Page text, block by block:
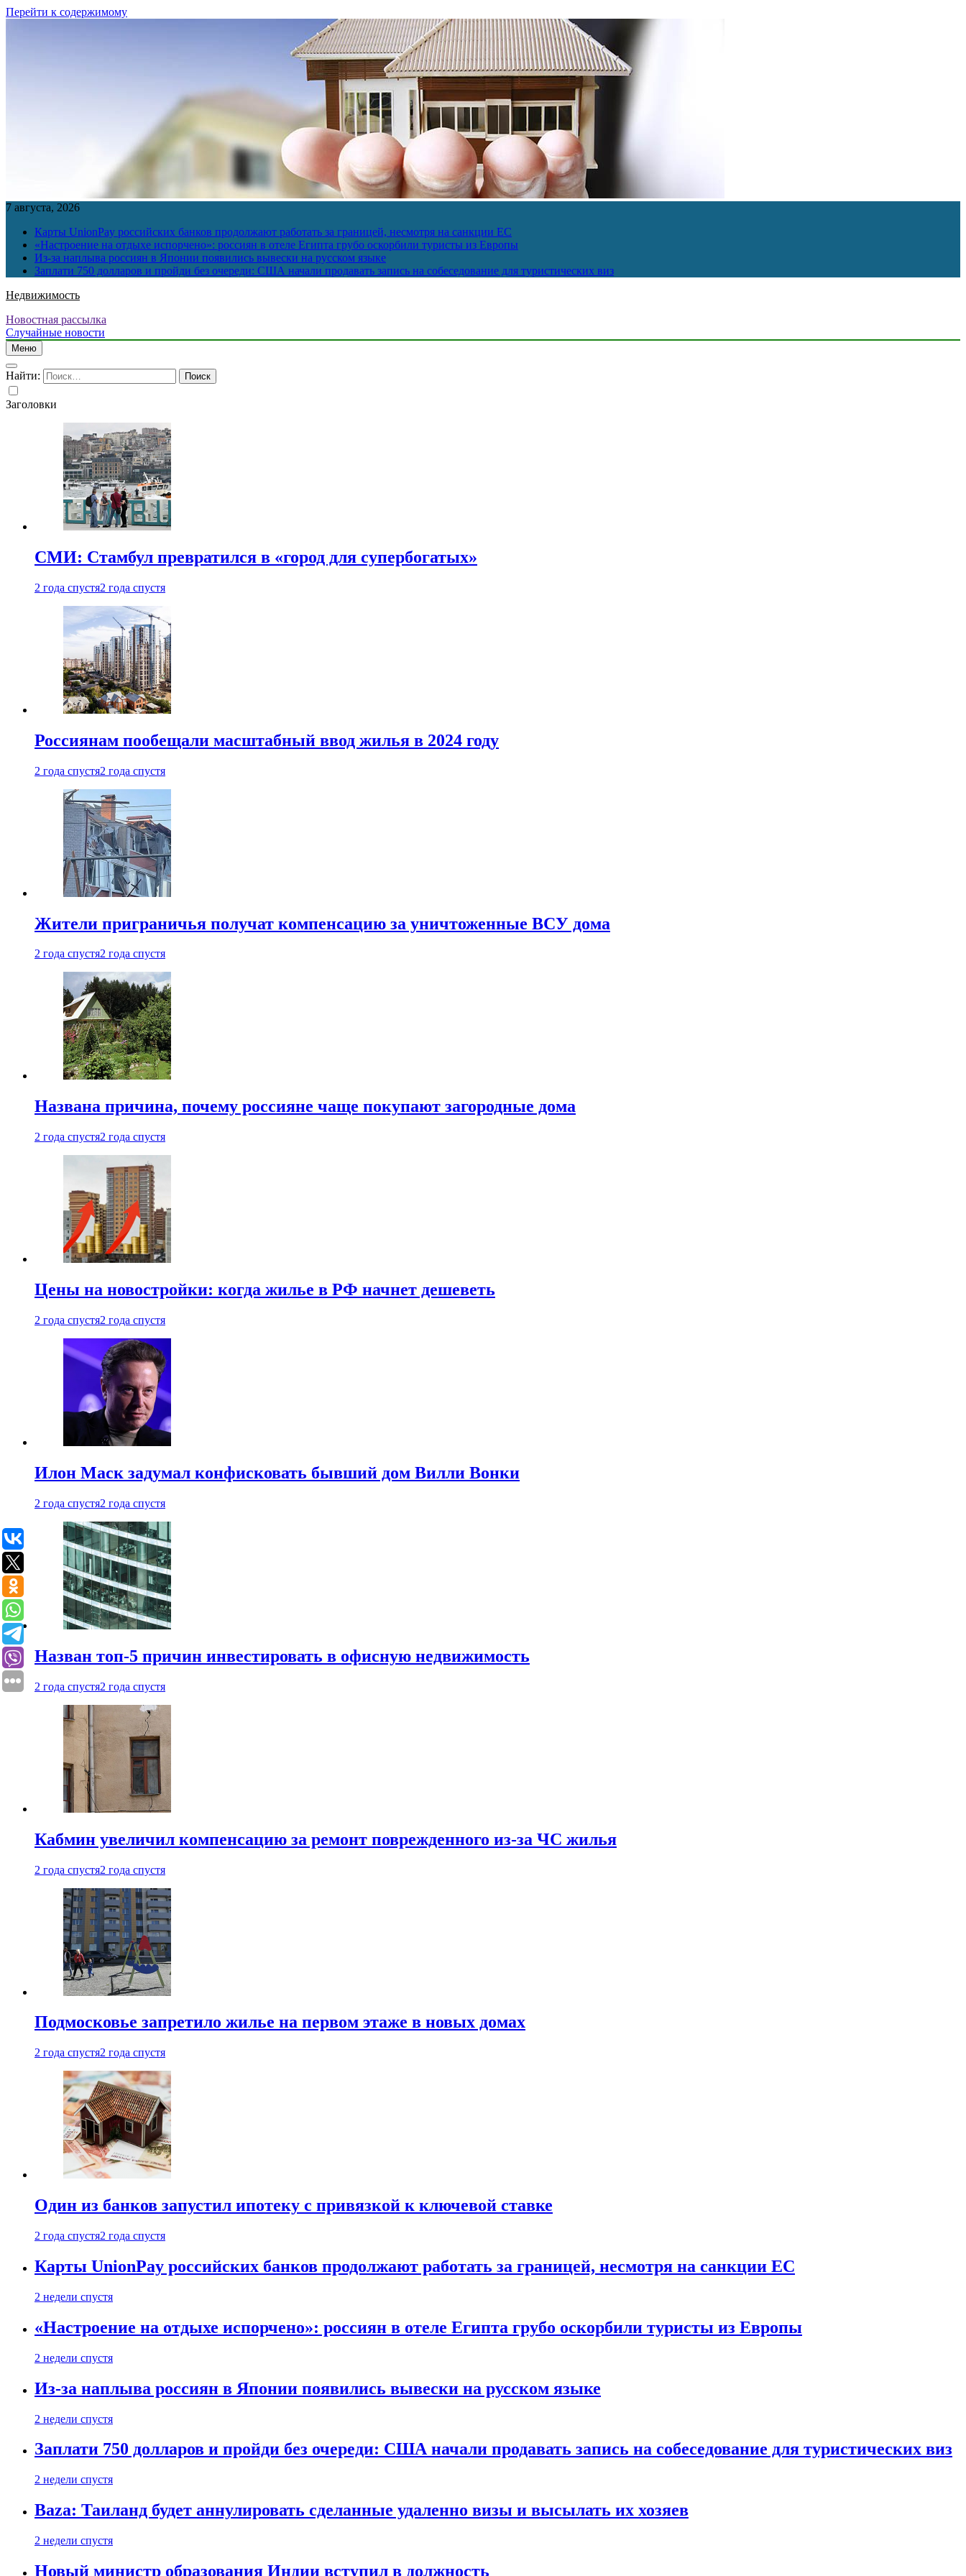
Перейти к содержимому
7 августа, 2026
Карты UnionPay российских банков продолжают работать за границей, несмотря на санкции ЕС
«Настроение на отдыхе испорчено»: россиян в отеле Египта грубо оскорбили туристы из Европы
Из-за наплыва россиян в Японии появились вывески на русском языке
Заплати 750 долларов и пройди без очереди: США начали продавать запись на собеседование для туристических виз
Недвижимость
Новостная рассылка
Случайные новости
Меню
Найти:
Заголовки
СМИ: Стамбул превратился в «город для супербогатых»
2 года спустя2 года спустя
Россиянам пообещали масштабный ввод жилья в 2024 году
2 года спустя2 года спустя
Жители приграничья получат компенсацию за уничтоженные ВСУ дома
2 года спустя2 года спустя
Названа причина, почему россияне чаще покупают загородные дома
2 года спустя2 года спустя
Цены на новостройки: когда жилье в РФ начнет дешеветь
2 года спустя2 года спустя
Илон Маск задумал конфисковать бывший дом Вилли Вонки
2 года спустя2 года спустя
Назван топ-5 причин инвестировать в офисную недвижимость
2 года спустя2 года спустя
Кабмин увеличил компенсацию за ремонт поврежденного из-за ЧС жилья
2 года спустя2 года спустя
Подмосковье запретило жилье на первом этаже в новых домах
2 года спустя2 года спустя
Один из банков запустил ипотеку с привязкой к ключевой ставке
2 года спустя2 года спустя
Карты UnionPay российских банков продолжают работать за границей, несмотря на санкции ЕС
2 недели спустя
«Настроение на отдыхе испорчено»: россиян в отеле Египта грубо оскорбили туристы из Европы
2 недели спустя
Из-за наплыва россиян в Японии появились вывески на русском языке
2 недели спустя
Заплати 750 долларов и пройди без очереди: США начали продавать запись на собеседование для туристических виз
2 недели спустя
Baza: Таиланд будет аннулировать сделанные удаленно визы и высылать их хозяев
2 недели спустя
Новый министр образования Индии вступил в должность